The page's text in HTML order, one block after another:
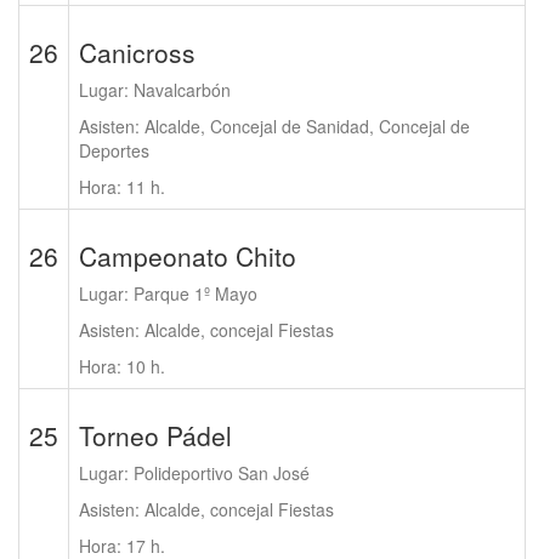
26 Canicross
Lugar: Navalcarbón
Asisten: Alcalde, Concejal de Sanidad, Concejal de
Deportes
Hora: 11 h.
26 Campeonato Chito
Lugar: Parque 1º Mayo
Asisten: Alcalde, concejal Fiestas
Hora: 10 h.
25 Torneo Pádel
Lugar: Polideportivo San José
Asisten: Alcalde, concejal Fiestas
Hora: 17 h.